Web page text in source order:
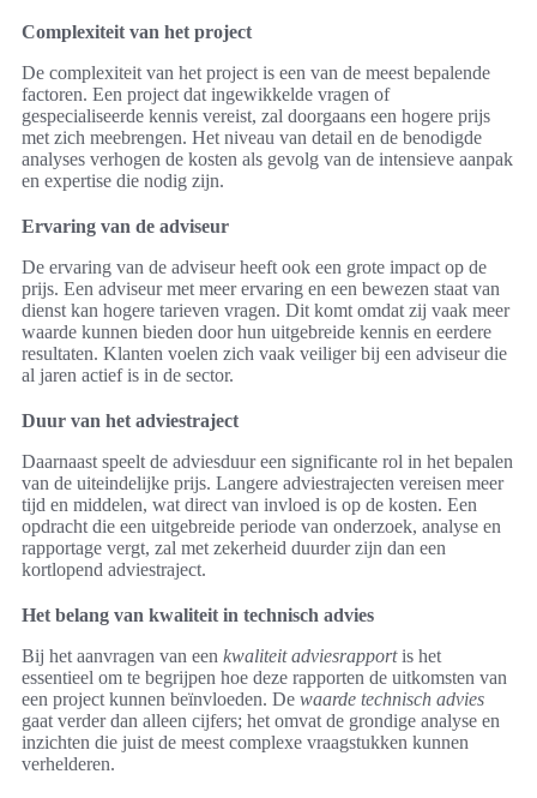
Complexiteit van het project
De complexiteit van het project is een van de meest bepalende
factoren. Een project dat ingewikkelde vragen of
gespecialiseerde kennis vereist, zal doorgaans een hogere prijs
met zich meebrengen. Het niveau van detail en de benodigde
analyses verhogen de kosten als gevolg van de intensieve aanpak
en expertise die nodig zijn.
Ervaring van de adviseur
De ervaring van de adviseur heeft ook een grote impact op de
prijs. Een adviseur met meer ervaring en een bewezen staat van
dienst kan hogere tarieven vragen. Dit komt omdat zij vaak meer
waarde kunnen bieden door hun uitgebreide kennis en eerdere
resultaten. Klanten voelen zich vaak veiliger bij een adviseur die
al jaren actief is in de sector.
Duur van het adviestraject
Daarnaast speelt de adviesduur een significante rol in het bepalen
van de uiteindelijke prijs. Langere adviestrajecten vereisen meer
tijd en middelen, wat direct van invloed is op de kosten. Een
opdracht die een uitgebreide periode van onderzoek, analyse en
rapportage vergt, zal met zekerheid duurder zijn dan een
kortlopend adviestraject.
Het belang van kwaliteit in technisch advies
Bij het aanvragen van een kwaliteit adviesrapportis het
essentieel om te begrijpen hoe deze rapporten de uitkomsten van
een project kunnen beïnvloeden. De waarde technisch advies
gaat verder dan alleen cijfers; het omvat de grondige analyse en
inzichten die juist de meest complexe vraagstukken kunnen
verhelderen.